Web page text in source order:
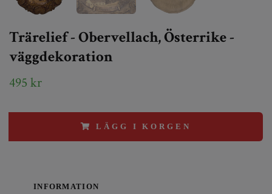
Trärelief - Obervellach, Österrike -
väggdekoration
495 kr
LÄGG I KORGEN
INFORMATION